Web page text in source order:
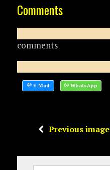
Comments
comments
Previous image